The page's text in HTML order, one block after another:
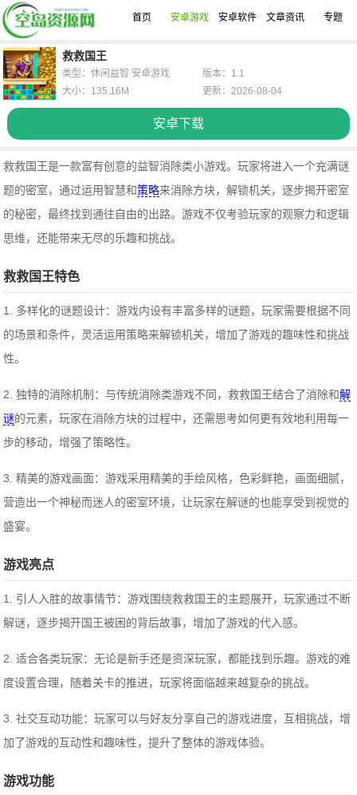
首页 安卓游戏 安卓软件 文章资讯 专题
救救国王
安卓下载
类型：休闲益智 安卓游戏
版本：1.1
大小：135.16M
更新：2026-08-04
救救国王是一款富有创意的益智消除类小游戏。玩家将进入一个充满谜
题的密室，通过运用智慧和策略来消除方块，解锁机关，逐步揭开密室
的秘密，最终找到通往自由的出路。游戏不仅考验玩家的观察力和逻辑
思维，还能带来无尽的乐趣和挑战。
救救国王特色
1. 多样化的谜题设计：游戏内设有丰富多样的谜题，玩家需要根据不同
的场景和条件，灵活运用策略来解锁机关，增加了游戏的趣味性和挑战
性。
2. 独特的消除机制：与传统消除类游戏不同，救救国王结合了消除和解
谜的元素，玩家在消除方块的过程中，还需思考如何更有效地利用每一
步的移动，增强了策略性。
3. 精美的游戏画面：游戏采用精美的手绘风格，色彩鲜艳，画面细腻，
营造出一个神秘而迷人的密室环境，让玩家在解谜的也能享受到视觉的
盛宴。
游戏亮点
1. 引人入胜的故事情节：游戏围绕救救国王的主题展开，玩家通过不断
解谜，逐步揭开国王被困的背后故事，增加了游戏的代入感。
2. 适合各类玩家：无论是新手还是资深玩家，都能找到乐趣。游戏的难
度设置合理，随着关卡的推进，玩家将面临越来越复杂的挑战。
3. 社交互动功能：玩家可以与好友分享自己的游戏进度，互相挑战，增
加了游戏的互动性和趣味性，提升了整体的游戏体验。
游戏功能